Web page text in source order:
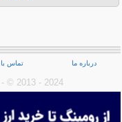
درباره ما تماس با
© 2013 - 2024